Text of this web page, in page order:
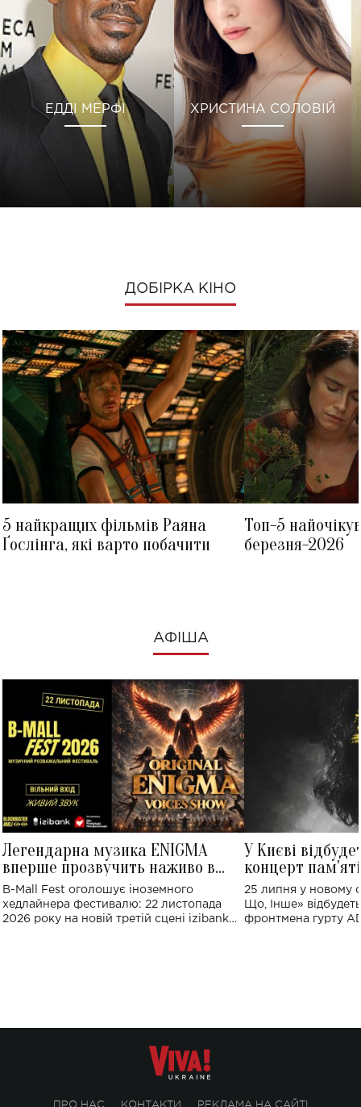
ЕДДІ МЕРФІ ХРИСТИНА СОЛОВІЙ
ДОБІРКА КІНО
5 найкращих фільмів Раяна
Ґослінга, які варто побачити
Топ-5
березня-2026
АФІША
Легендарна музика ENIGMA
вперше прозвучить наживо в
Україні: де відбудеться концерт
B-Mall Fest оголошує іноземного
хедлайнера фестивалю: 22 листопада
2026 року на новій третій сцені izibank
У Києві
концерт
Клименка:
виконають
25 липня у новому
Що, Інше»
фронтмена гурту
ПРО НАС КОНТАКТИ РЕКЛАМА НА САЙТІ